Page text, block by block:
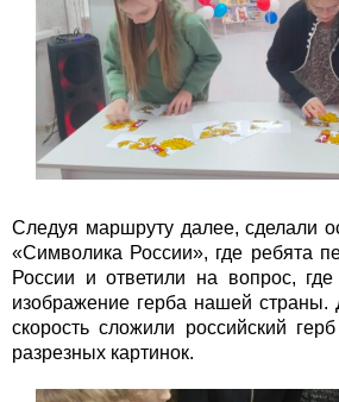
Следуя маршруту далее, сделали
«Символика России», где ребята
России и ответили на вопрос,
изображение герба нашей страны.
скорость сложили российский
разрезных картинок.